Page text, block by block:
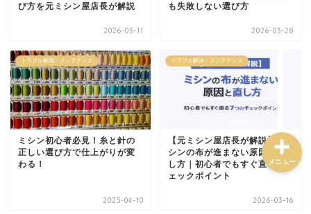
び方を元ミシン屋店長が解説
2026-03-11
も失敗しない選び方
2026-03-28
トラブル解決・メンテナンス
ミシン初心者必見！糸と針の
正しい選び方で仕上がりが変
わる！
2025-04-10
トラブル解決・メンテナンス
【元ミシン屋店長が解説】ミ
シンの布が進まない原因と直
し方｜初心者でもすぐ直るチ
ェックポイント
2026-03-16
メニュー
ミシンの使い方・道具
ハンドメイド実践・販売